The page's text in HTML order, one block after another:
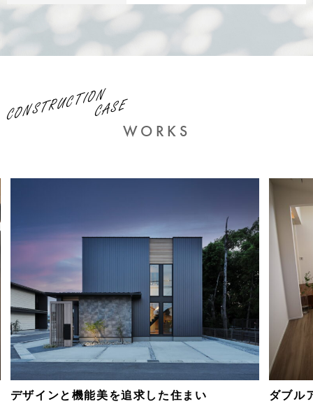
WORKS
CONSTRUCTIONCASE
デザインと機能美を追求した住まい ダブル